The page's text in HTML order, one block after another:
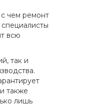
с чем ремонт
всю
так и
также
лишь